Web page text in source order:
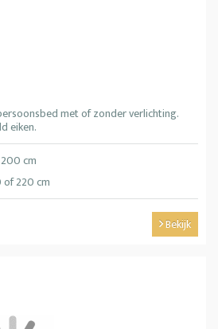
met of zonder verlichting.
eiken.
cm
of 220 cm
Bekijk